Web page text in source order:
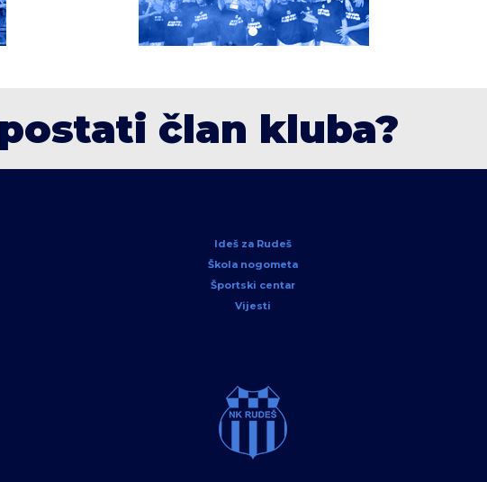
član kluba?
Ideš za Rudeš
Škola nogometa
Športski centar
Vijesti